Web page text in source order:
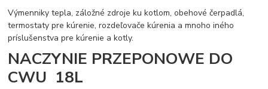
Výmenniky tepla, záložné zdroje ku kotlom, obehové čerpadlá,
termostaty pre kúrenie, rozdeľovače kúrenia a mnoho iného
príslušenstva pre kúrenie a kotly.
NACZYNIE PRZEPONOWE DO
CWU 18L